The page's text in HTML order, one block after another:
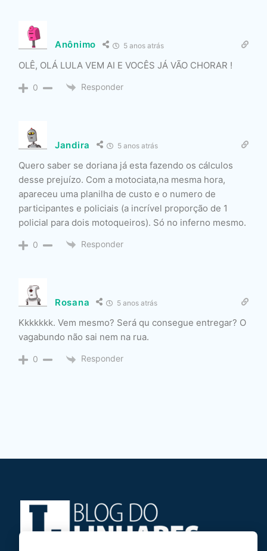
Anônimo 5 anos atrás
OLÊ, OLÁ LULA VEM AI E VOCÊS JÁ VÃO CHORAR !
0 Responder
Jandira 5 anos atrás
Quero saber se doriana já esta fazendo os cálculos
desse prejuízo. Com a motociata,na mesma hora,
apareceu uma planilha de custo e o numero de
participantes e policiais (a incrível proporção de 1
policial para dois motoqueiros). Só no inferno mesmo.
0 Responder
Rosana 5 anos atrás
Kkkkkkk. Vem mesmo? Será qu consegue entregar? O
vagabundo não sai nem na rua.
0 Responder